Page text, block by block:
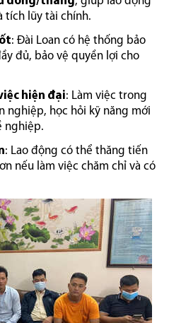
tích lũy tài chính.
: Đài Loan có hệ thống bảo
đủ, bảo vệ quyền lợi cho
hiện đại: Làm việc trong
nghiệp, học hỏi kỹ năng mới
nghiệp.
: Lao động có thể thăng tiến
nếu làm việc chăm chỉ và có